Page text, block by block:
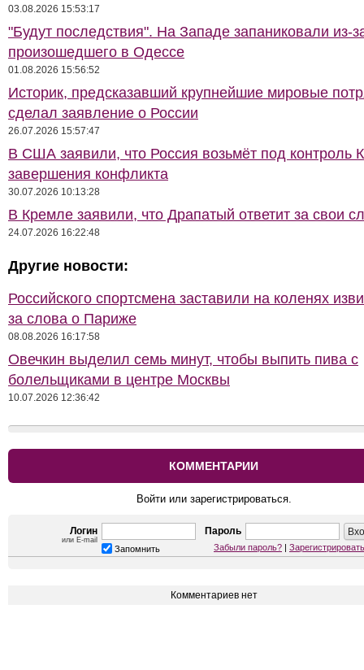
03.08.2026 15:53:17
"Будут последствия". На Западе запаниковали из-
произошедшего в Одессе
01.08.2026 15:56:52
Историк, предсказавший крупнейшие мировые
сделал заявление о России
26.07.2026 15:57:47
В США заявили, что Россия возьмёт под контроль
завершения конфликта
30.07.2026 10:13:28
В Кремле заявили, что Драпатый ответит за свои
24.07.2026 16:22:48
Другие новости:
Российского спортсмена заставили на коленях
за слова о Париже
08.08.2026 16:17:58
Овечкин выделил семь минут, чтобы выпить пива с
болельщиками в центре Москвы
10.07.2026 12:36:42
КОММЕНТАРИИ
Войти или зарегистрироваться.
Логин
или E-mail
Пароль
Запомнить Забыли пароль? |
Комментариев нет